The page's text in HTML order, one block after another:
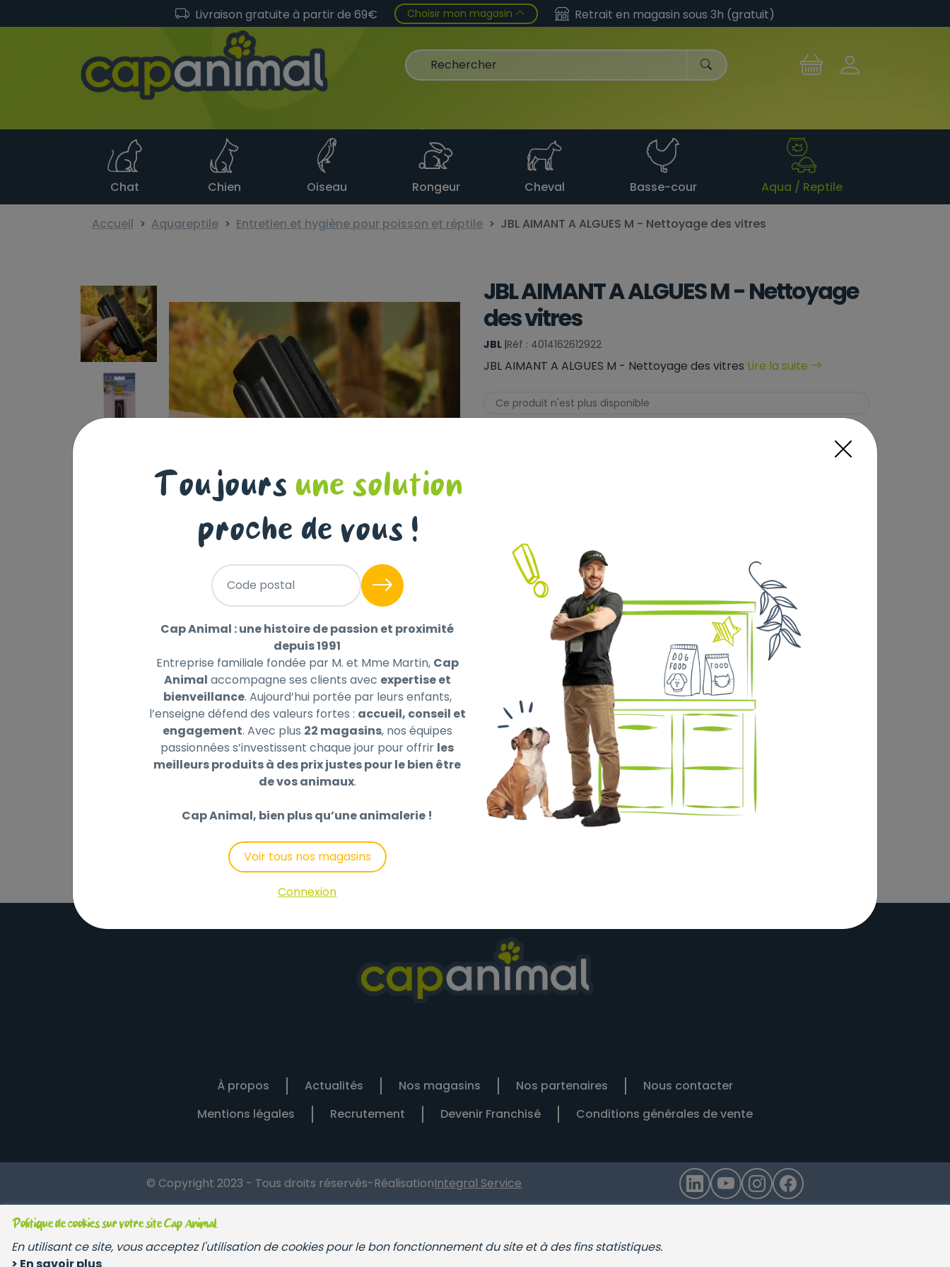
Politique de cookies sur votre site Cap Animal.
En utilisant ce site, vous acceptez l'utilisation de cookies pour le bon fonctionnement du site et à des fins statistiques.
Livraison gratuite à partir de 69€ Choisir mon magasin Retrait en magasin sous 3h (gratuit)
Chat Chien Oiseau Rongeur Cheval Basse-cour Aqua / Reptile
Accueil Aquareptile Entretien et hygiène pour poisson et réptile JBL AIMANT A ALGUES M - Nettoyage des vitres
JBL AIMANT A ALGUES M - Nettoyage
des vitres
JBL |Réf : 4014162612922
JBL AIMANT A ALGUES M - Nettoyage des vitres Lire la suite
Ce produit n'est plus disponible
Description Laisser un avis
Nettoyage des vitres de l’aquarium sans se mouiller les mains : nettoyeur aimanté pour l'élimination des algues sur les vitres de 6 à 15 mm
Fixer les parties aimantées face à face sur la vitre intérieure et extérieure et éliminer les algues en faisant des mouvements circulaires
Aimants puissants pour une bonne adhérence et un nettoyage rapide.
À propos Actualités Nos magasins Nos partenaires
Nous contacter
Mentions légales
Recrutement Devenir Franchisé Conditions générales de vente
© Copyright 2023 - Tous droits réservés-RéalisationIntegral Service
Toujours une solution
proche de vous !
Code postal
Cap Animal : une histoire de passion et proximité
depuis 1991
Entreprise familiale fondée par M. et Mme Martin, Cap
Animal accompagne ses clients avec expertise et
bienveillance. Aujourd’hui portée par leurs enfants,
l’enseigne défend des valeurs fortes : accueil, conseil et
engagement. Avec plus 22 magasins, nos équipes
passionnées s’investissent chaque jour pour offrir les
meilleurs produits à des prix justes pour le bien être
de vos animaux.
Cap Animal, bien plus qu’une animalerie !
Voir tous nos magasins
Connexion